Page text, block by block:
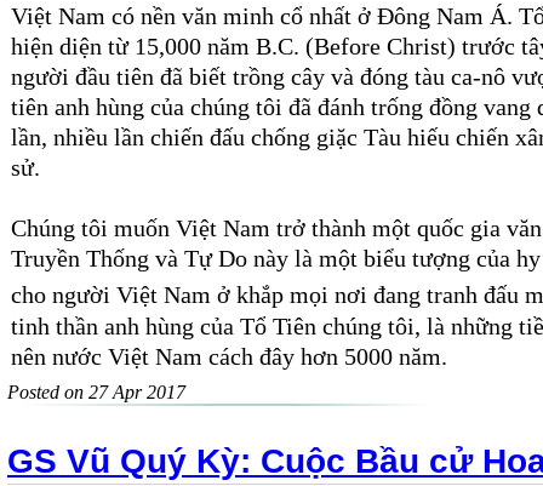
Việt Nam có nền văn minh cổ nhất ở Đông Nam Á.
hiện diện từ 15,000 năm B.C. (Before Christ) trước
người đầu tiên đã biết trồng cây và đóng tàu ca-nô
tiên anh hùng của chúng tôi đã đánh trống đồng vang
lần, nhiều lần chiến đấu chống giặc Tàu hiếu chiến
sử.
Chúng tôi muốn Việt Nam trở thành một quốc gia
Truyền Thống và Tự Do này là một biểu tượng của h
cho người Việt Nam ở khắp mọi nơi đang tranh đấu
tinh thần anh hùng của Tổ Tiên chúng tôi, là những
nên nước Việt Nam cách đây hơn 5000 năm.
Posted on 27 Apr 2017
GS Vũ Quý Kỳ: Cuộc Bầu cử